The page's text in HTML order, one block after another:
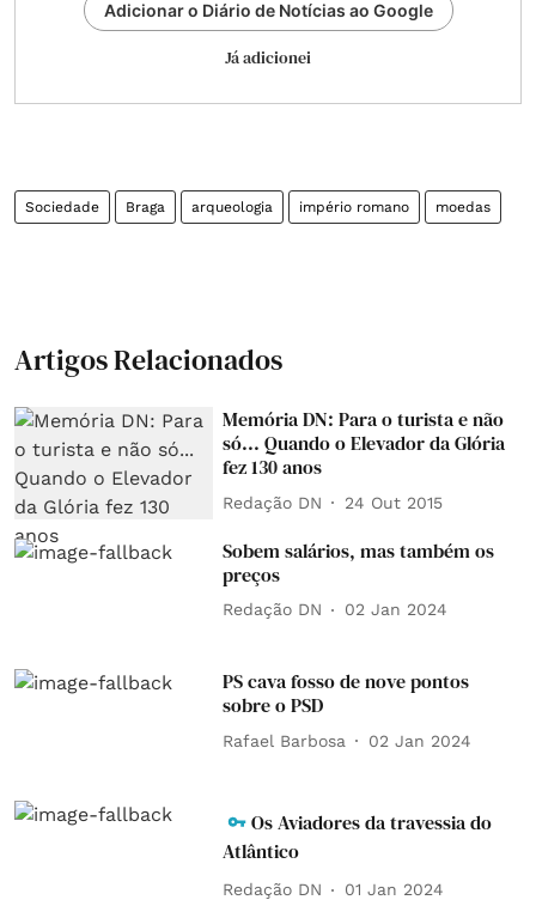
Adicionar o Diário de Notícias ao Google
Já adicionei
Sociedade Braga arqueologia império romano moedas
Artigos Relacionados
Memória DN: Para o turista e não
só... Quando o Elevador da Glória
fez 130 anos
Redação DN 24 Out 2015
Sobem salários, mas também os
preços
Redação DN 02 Jan 2024
PS cava fosso de nove pontos
sobre o PSD
Rafael Barbosa 02 Jan 2024
Os Aviadores da travessia do
Atlântico
Redação DN 01 Jan 2024